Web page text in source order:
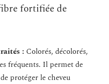
fortifiée de
: Colorés, décolorés,
fréquents. Il permet de
protéger le cheveu